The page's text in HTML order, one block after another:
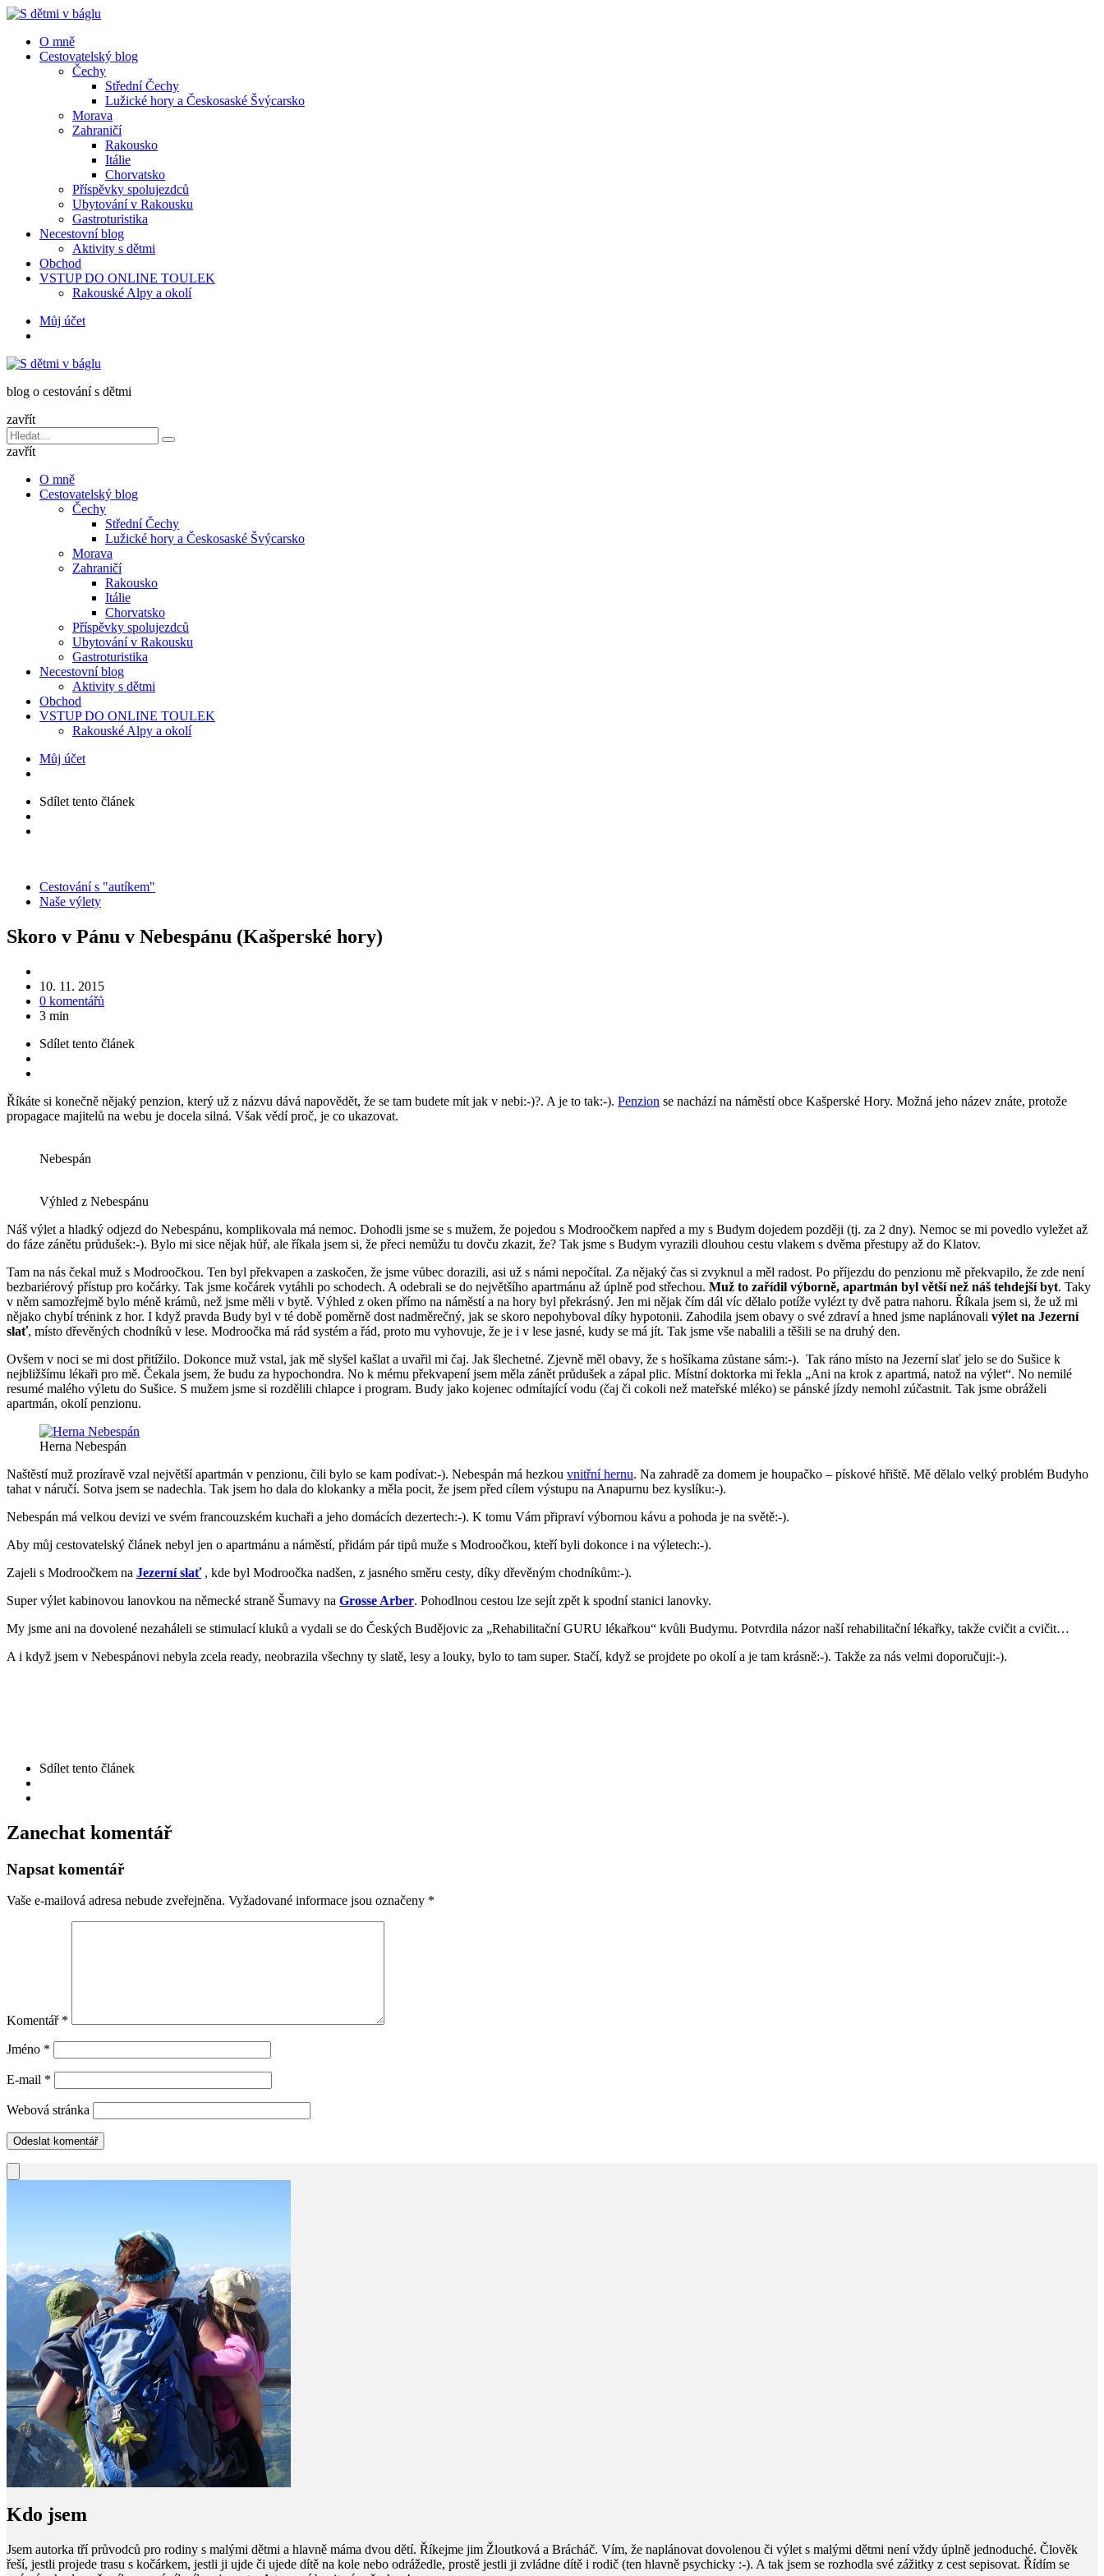
Menu
Menu
O mně
Cestovatelský blog
Čechy
Střední Čechy
Lužické hory a Českosaské Švýcarsko
Morava
Zahraničí
Rakousko
Itálie
Chorvatsko
Příspěvky spolujezdců
Ubytování v Rakousku
Gastroturistika
Necestovní blog
Aktivity s dětmi
Obchod
VSTUP DO ONLINE TOULEK
Rakouské Alpy a okolí
HledatMůj účet
v
blog o cestování s dětmi
zavřít
Vyhledávání
pro:
Hledat
zavřít
O mně
Cestovatelský blog
Čechy
Střední Čechy
Lužické hory a Českosaské Švýcarsko
Morava
Zahraničí
Rakousko
Itálie
Chorvatsko
Příspěvky spolujezdců
Ubytování v Rakousku
Gastroturistika
Necestovní blog
Aktivity s dětmi
Obchod
VSTUP DO ONLINE TOULEK
Rakouské Alpy a okolí
Můj účet
Sdílet tento článek
KategorieCestování s "autíkem"
Naše výlety
Skoro v Pánu v Nebespánu (Kašperské hory)
10. 11. 2015
0 komentářů
3 min
Sdílet tento článek
Říkáte si konečně nějaký penzion, který už z názvu dává napovědět, že se tam budete mít jak v nebi:-)?. A je to tak:-). Penzion se nachází na náměstí obce Kašperské Hory. Možná jeho název znáte, protože
propagace majitelů na webu je docela silná. Však vědí proč, je co ukazovat.
Nebespán
Výhled z Nebespánu
Náš výlet a hladký odjezd do Nebespánu, komplikovala má nemoc. Dohodli jsme se s mužem, že pojedou s Modroočkem napřed a my s Budym dojedem později (tj. za 2 dny). Nemoc se mi povedlo vyležet až
do fáze zánětu průdušek:-). Bylo mi sice nějak hůř, ale říkala jsem si, že přeci nemůžu tu dovču zkazit, že? Tak jsme s Budym vyrazili dlouhou cestu vlakem s dvěma přestupy až do Klatov.
Tam na nás čekal muž s Modroočkou. Ten byl překvapen a zaskočen, že jsme vůbec dorazili, asi už s námi nepočítal. Za nějaký čas si zvyknul a měl radost. Po příjezdu do penzionu mě překvapilo, že zde není
bezbariérový přístup pro kočárky. Tak jsme kočárek vytáhli po schodech. A odebrali se do největšího apartmánu až úplně pod střechou. Muž to zařídil výborně, apartmán byl větší než náš tehdejší byt. Taky
v něm samozřejmě bylo méně krámů, než jsme měli v bytě. Výhled z oken přímo na náměstí a na hory byl překrásný. Jen mi nějak čím dál víc dělalo potíže vylézt ty dvě patra nahoru. Říkala jsem si, že už mi
nějako chybí trénink z hor. I když pravda Budy byl v té době poměrně dost nadměrečný, jak se skoro nepohyboval díky hypotonii. Zahodila jsem obavy o své zdraví a hned jsme naplánovali výlet na Jezerní
slať, místo dřevěných chodníků v lese. Modroočka má rád systém a řád, proto mu vyhovuje, že je i v lese jasné, kudy se má jít. Tak jsme vše nabalili a těšili se na druhý den.
Ovšem v noci se mi dost přitížilo. Dokonce muž vstal, jak mě slyšel kašlat a uvařil mi čaj. Jak šlechetné. Zjevně měl obavy, že s hošíkama zůstane sám:-). Tak ráno místo na Jezerní slať jelo se do Sušice k
nejbližšímu lékaři pro mě. Čekala jsem, že budu za hypochondra. No k mému překvapení jsem měla zánět průdušek a zápal plic. Místní doktorka mi řekla „Ani na krok z apartmá, natož na výlet“. No nemilé
resumé malého výletu do Sušice. S mužem jsme si rozdělili chlapce i program. Budy jako kojenec odmítající vodu (čaj či cokoli než mateřské mléko) se pánské jízdy nemohl zúčastnit. Tak jsme obráželi
apartmán, okolí penzionu.
Herna Nebespán
Naštěstí muž prozíravě vzal největší apartmán v penzionu, čili bylo se kam podívat:-). Nebespán má hezkou vnitřní hernu. Na zahradě za domem je houpačko – pískové hřiště. Mě dělalo velký problém Budyho
tahat v náručí. Sotva jsem se nadechla. Tak jsem ho dala do klokanky a měla pocit, že jsem před cílem výstupu na Anapurnu bez kyslíku:-).
Nebespán má velkou devizi ve svém francouzském kuchaři a jeho domácích dezertech:-). K tomu Vám připraví výbornou kávu a pohoda je na světě:-).
Aby můj cestovatelský článek nebyl jen o apartmánu a náměstí, přidám pár tipů muže s Modroočkou, kteří byli dokonce i na výletech:-).
Zajeli s Modroočkem na Jezerní slať, kde byl Modroočka nadšen, z jasného směru cesty, díky dřevěným chodníkům:-).
Super výlet kabinovou lanovkou na německé straně Šumavy na Grosse Arber. Pohodlnou cestou lze sejít zpět k spodní stanici lanovky.
My jsme ani na dovolené nezaháleli se stimulací kluků a vydali se do Českých Budějovic za „Rehabilitační GURU lékařkou“ kvůli Budymu. Potvrdila názor naší rehabilitační lékařky, takže cvičit a cvičit…
A i když jsem v Nebespánovi nebyla zcela ready, neobrazila všechny ty slatě, lesy a louky, bylo to tam super. Stačí, když se projdete po okolí a je tam krásně:-). Takže za nás velmi doporučuji:-).
Sdílet tento článek
Zanechat komentář
Napsat komentář
Vaše e-mailová adresa nebude zveřejněna. Vyžadované informace jsou označeny *
Komentář *
Jméno *
E-mail *
Webová stránka
Kdo jsem
Jsem autorka tří průvodců pro rodiny s malými dětmi a hlavně máma dvou dětí. Říkejme jim Žloutková a Brácháč. Vím, že naplánovat dovolenou či výlet s malými dětmi není vždy úplně jednoduché. Člověk
řeší, jestli projede trasu s kočárkem, jestli ji ujde či ujede dítě na kole nebo odrážedle, prostě jestli ji zvládne dítě i rodič (ten hlavně psychicky :-). A tak jsem se rozhodla své zážitky z cest sepisovat. Řídím se